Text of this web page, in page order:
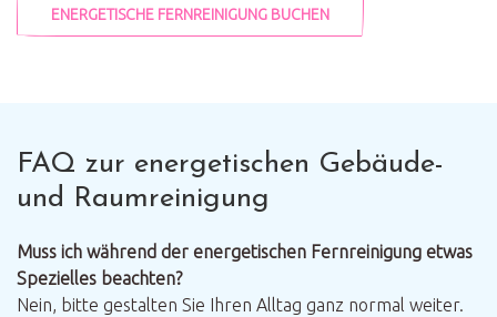
ENERGETISCHE FERNREINIGUNG BUCHEN
FAQ zur energetischen Gebäude-
und Raumreinigung
Muss ich während der energetischen Fernreinigung etwas
Spezielles beachten?
Nein, bitte gestalten Sie Ihren Alltag ganz normal weiter.